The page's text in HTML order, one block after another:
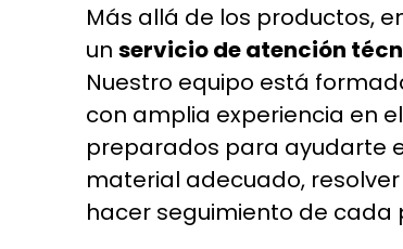
Más allá de los productos,
un servicio de atención
Nuestro equipo está
con amplia experiencia en
preparados para ayudarte
material adecuado,
hacer seguimiento de cada